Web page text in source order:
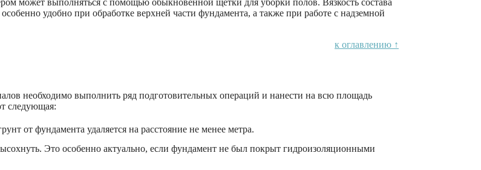
удобно при обработке верхней части фундамента, а также при работе с надземной
к оглавлению ↑
необходимо выполнить ряд подготовительных операций и нанести на всю площадь
следующая:
от фундамента удаляется на расстояние не менее метра.
Это особенно актуально, если фундамент не был покрыт гидроизоляционными